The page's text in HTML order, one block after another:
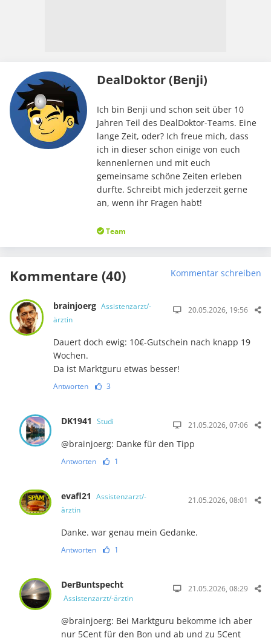
DealDoktor (Benji)
Ich bin Benji und schon seit über 10
Jahren Teil des DealDoktor-Teams. Eine
lange Zeit, oder? Ich freue mich, dass
ich in dieser schon einige von euch
kennenlernen und mit euch
gemeinsame schöne Zeiten erleben
durfte. Schreibt mich jederzeit gerne
an, wenn ihr Fragen habt!
Team
Kommentare (40) Kommentar schreiben
brainjoerg Assistenzarzt/-
ärztin
20.05.2026, 19:56
Dauert doch ewig: 10€-Gutschein nach knapp 19
Wochen.
Da ist Marktguru etwas besser!
Antworten 3
DK1941 Studi 21.05.2026, 07:06
@brainjoerg: Danke für den Tipp
Antworten 1
evafl21
Assistenzarzt/-
ärztin
21.05.2026, 08:01
Danke. war genau mein Gedanke.
Antworten 1
DerBuntspecht
Assistenzarzt/-ärztin
21.05.2026, 08:29
@brainjoerg: Bei Marktguru bekomme ich aber
nur 5Cent für den Bon und ab und zu 5Cent